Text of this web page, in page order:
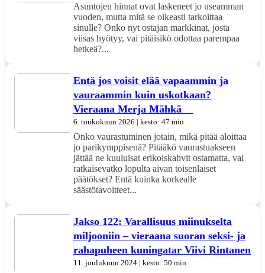
Asuntojen hinnat ovat laskeneet jo useamman
vuoden, mutta mitä se oikeasti tarkoittaa
sinulle? Onko nyt ostajan markkinat, josta
viisas hyötyy, vai pitäisikö odottaa parempaa
hetkeä?...
Entä jos voisit elää vapaammin ja
vauraammin kuin uskotkaan?
Vieraana Merja Mähkä
6. toukokuun 2026 | kesto: 47 min
Onko vaurastuminen jotain, mikä pitää aloittaa
jo parikymppisenä? Pitääkö vaurastuakseen
jättää ne kuuluisat erikoiskahvit ostamatta, vai
ratkaisevatko lopulta aivan toisenlaiset
päätökset? Entä kuinka korkealle
säästötavoitteet...
Jakso 122: Varallisuus miinukselta
miljooniin – vieraana suoran seksi- ja
rahapuheen kuningatar Viivi Rintanen
11. joulukuun 2024 | kesto: 50 min